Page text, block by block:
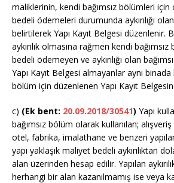
maliklerinin, kendi bağımsız bölümleri
bedeli ödemeleri durumunda aykırılığı
belirtilerek Yapı Kayıt Belgesi düzenlenir.
aykırılık olmasına rağmen kendi
bedeli ödemeyen ve aykırılığı olan
Yapı Kayıt Belgesi almayanlar aynı binada
bölüm için düzenlenen Yapı Kayıt
c) (Ek bent: 20.09.2018/30541) Yapı
bağımsız bölüm olarak kullanılan;
otel, fabrika, imalathane ve benzeri
yapı yaklaşık maliyet bedeli aykırılıktan
alan üzerinden hesap edilir. Yapılan
herhangi bir alan kazanılmamış ise veya